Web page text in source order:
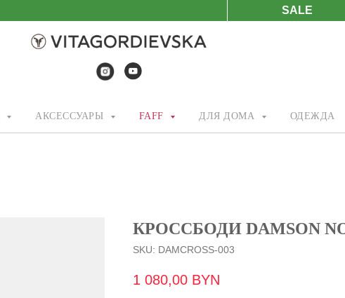
SALE
АКСЕССУАРЫ FAFF ДЛЯ ДОМА ОДЕЖДА
КРОССБОДИ DAMSON
SKU: DAMCROSS-003
1 080,00 BYN